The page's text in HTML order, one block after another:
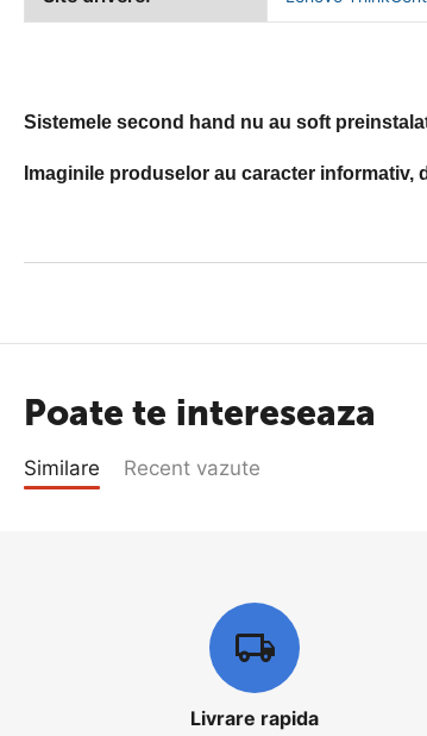
Sistemele second hand nu au soft
Imaginile produselor au caracter informativ,
Poate te intereseaza
Similare Recent vazute
Livrare rapida